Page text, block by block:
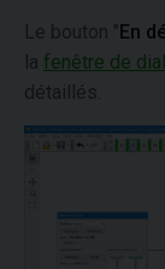
Le bouton "En
la fenêtre de
détaillés.